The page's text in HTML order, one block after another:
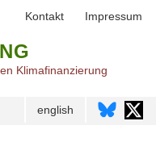
Klimafinanzierung
english
Kontakt Impressum